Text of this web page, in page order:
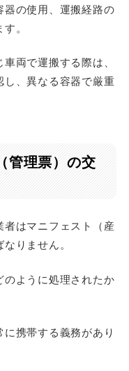
器の使用、運搬経路の
。
両で運搬する際は、
、異なる容器で厳重
管理票）の交
はマニフェスト（産
りません。
ように処理されたか
携帯する義務があり